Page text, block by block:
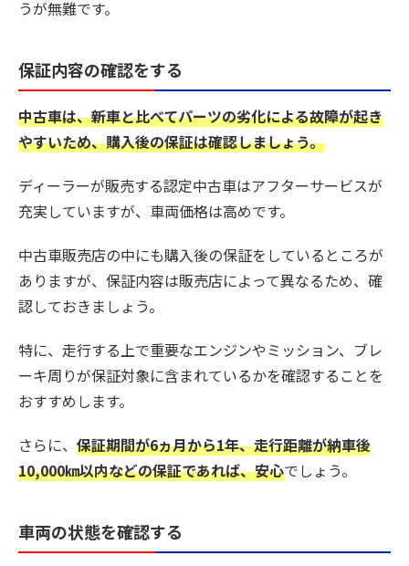
うが無難です。
保証内容の確認をする
中古車は、新車と比べてパーツの劣化による故障が起き
やすいため、購入後の保証は確認しましょう。
ディーラーが販売する認定中古車はアフターサービスが
充実していますが、車両価格は高めです。
中古車販売店の中にも購入後の保証をしているところが
ありますが、保証内容は販売店によって異なるため、確
認しておきましょう。
特に、走行する上で重要なエンジンやミッション、ブレ
ーキ周りが保証対象に含まれているかを確認することを
おすすめします。
さらに、 保証期間が6ヵ月から1年、走行距離が納車後
10,000㎞以内などの保証であれば、安心でしょう。
車両の状態を確認する